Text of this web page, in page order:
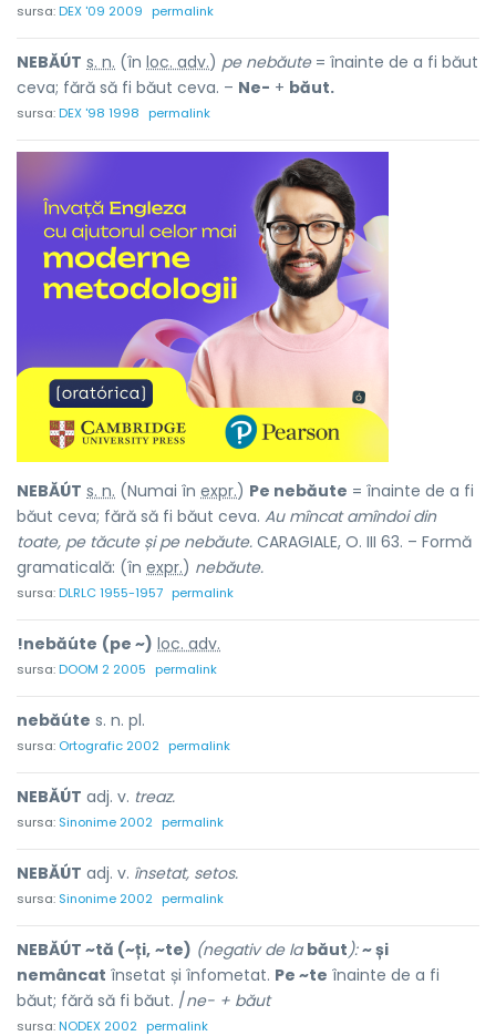
sursa:DEX '09 2009 permalink
NEBĂÚT s. n. (în loc. adv.) pe nebăute= înainte de a fi băut
ceva; fără să fi băut ceva. – Ne- + băut.
sursa:DEX '98 1998 permalink
NEBĂÚT s. n. (Numai în expr.) Pe nebăute = înainte de a fi
băut ceva; fără să fi băut ceva. Au mîncat amîndoi din
toate, pe tăcute și pe nebăute. CARAGIALE, O. III 63. – Formă
gramaticală: (în expr.) nebăute.
sursa:DLRLC 1955-1957 permalink
!nebăúte (pe ~) loc. adv.
sursa:DOOM 2 2005 permalink
nebăúte s. n. pl.
sursa: Ortografic 2002 permalink
NEBĂÚT adj. v. treaz.
sursa: Sinonime 2002 permalink
NEBĂÚT adj. v. însetat, setos.
sursa: Sinonime 2002 permalink
NEBĂÚT ~tă (~ți, ~te) (negativ de la băut): ~ și
nemâncat însetat și înfometat. Pe ~te înainte de a fi
băut; fără să fi băut. /ne- + băut
sursa:NODEX 2002 permalink